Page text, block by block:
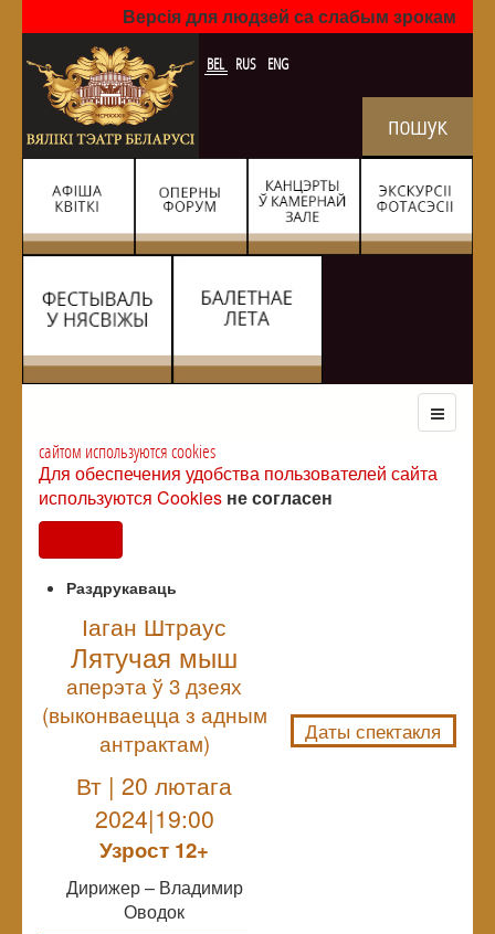
Версія для людзей са слабым зрокам
BEL RUS ENG
сайтом используются cookies
Для обеспечения удобства пользователей сайта
используются Cookies не согласен
Раздрукаваць
Іаган Штраус
Лятучая мыш
аперэта ў 3 дзеях
(выконваецца з адным
антрактам)
Вт | 20 лютага
2024|19:00
Узрoст 12+
Дирижер – Владимир
Оводок
Даты спектакля